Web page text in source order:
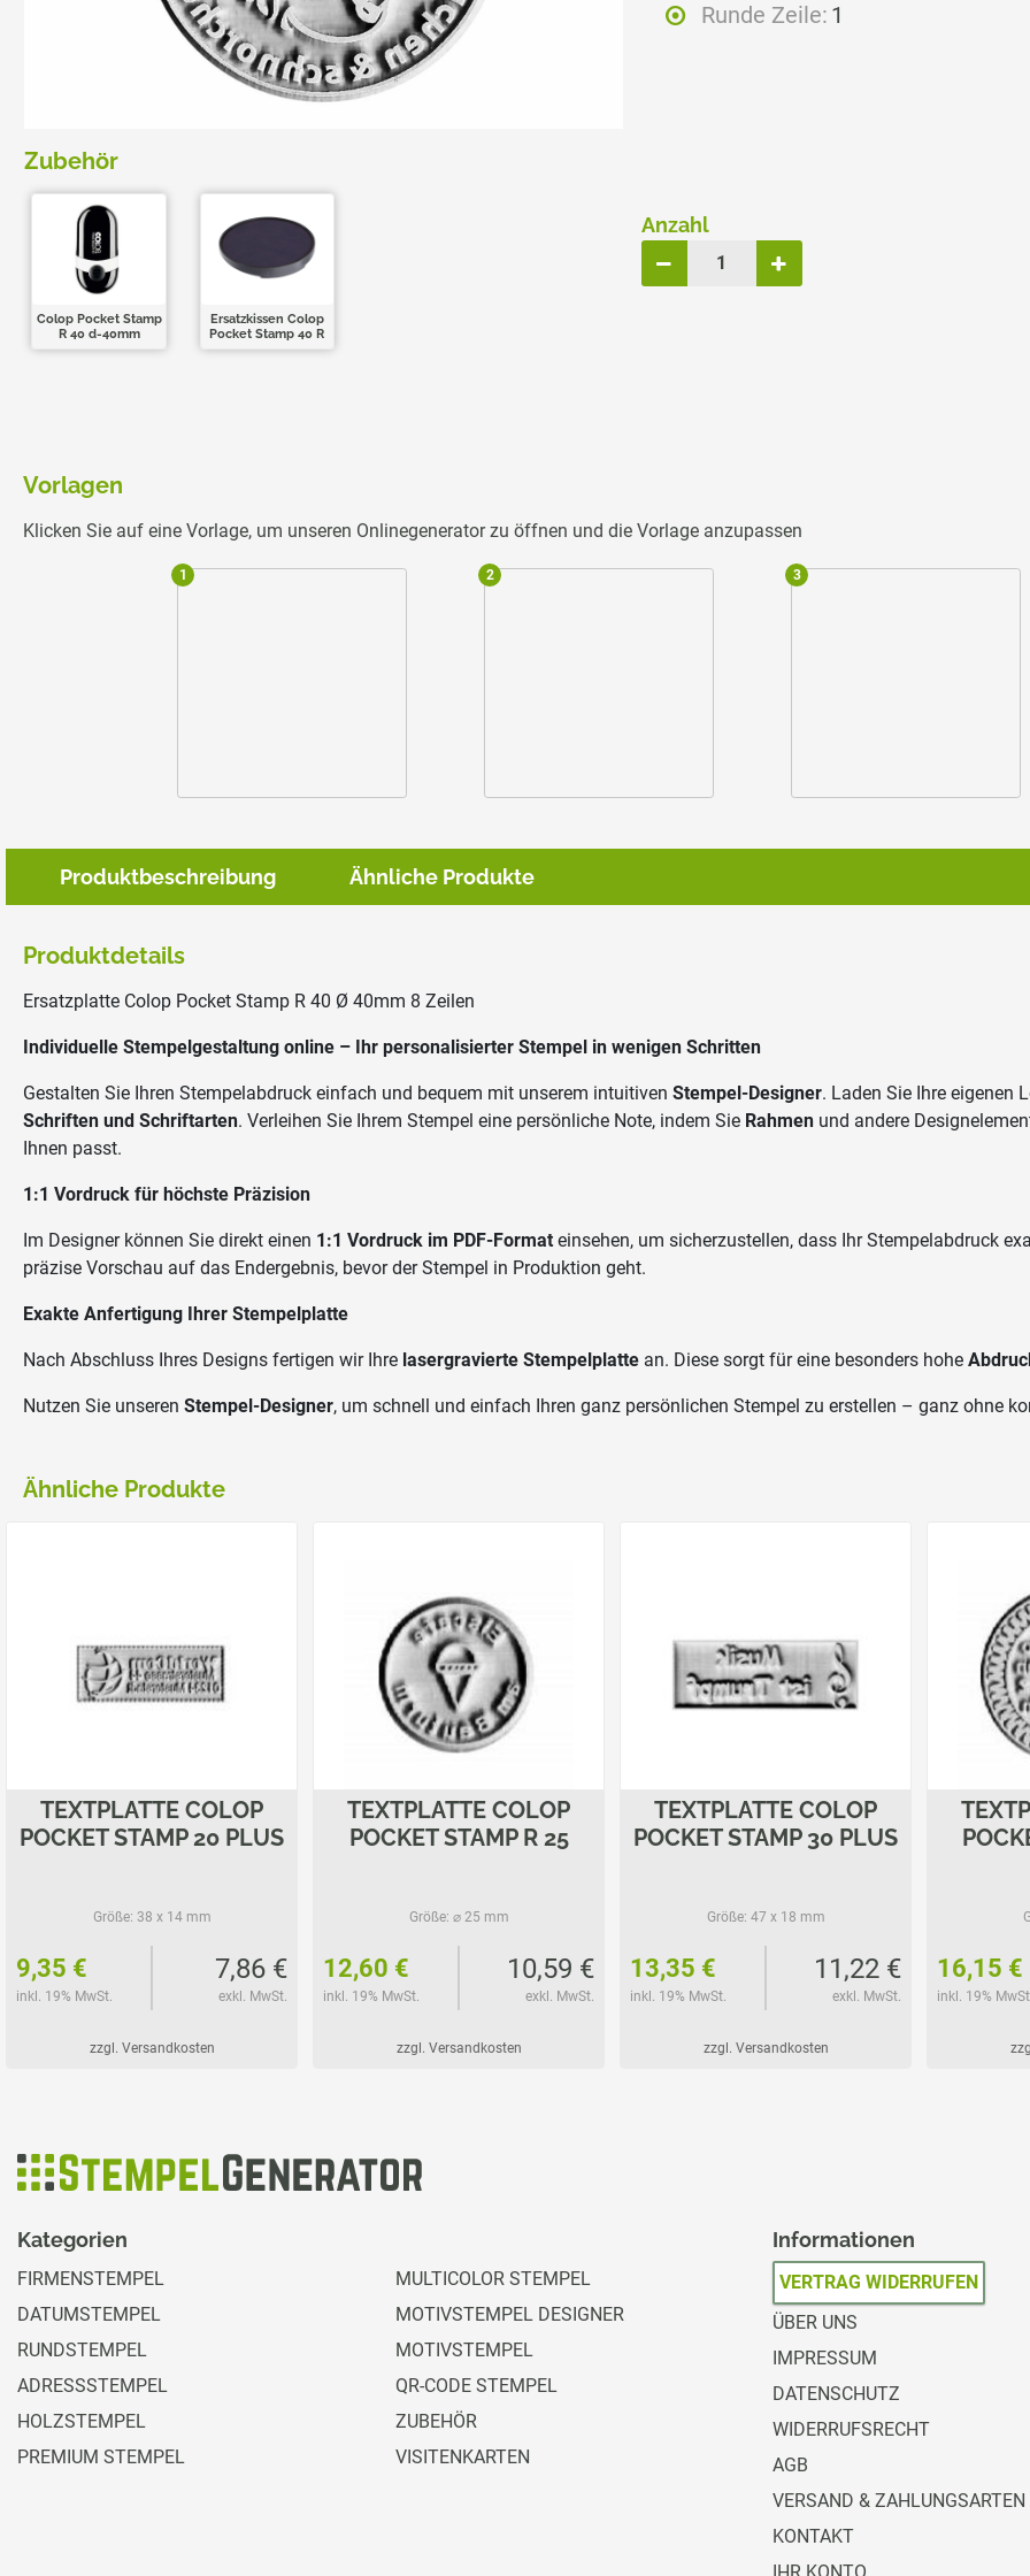
TRODAT POCKET PRINTY
TRODAT MOBILE PRINTY
COLOP E-MARK ERSATZPLATTEN NACH GRÖSSE
Zubehör
Colop Pocket Stamp
R 40 d-40mm
Ersatzkissen Colop
Pocket Stamp 40 R
Runde Zeile: 1
Anzahl
Vorlagen
Klicken Sie auf eine Vorlage, um unseren Onlinegenerator zu öffnen und die Vorlage anzupassen
1 2 3
Produktbeschreibung Ähnliche Produkte
Produktdetails
Ersatzplatte Colop Pocket Stamp R 40 Ø 40mm 8 Zeilen
Individuelle Stempelgestaltung online – Ihr personalisierter Stempel in wenigen Schritten
Gestalten Sie Ihren Stempelabdruck einfach und bequem mit unserem intuitiven Stempel-Designer. Laden Sie Ihre eigenen
Schriften und Schriftarten. Verleihen Sie Ihrem Stempel eine persönliche Note, indem Sie Rahmen und andere
Ihnen passt.
1:1 Vordruck für höchste Präzision
Im Designer können Sie direkt einen 1:1 Vordruck im PDF-Format einsehen, um sicherzustellen, dass Ihr Stempelabdruck
präzise Vorschau auf das Endergebnis, bevor der Stempel in Produktion geht.
Exakte Anfertigung Ihrer Stempelplatte
Nach Abschluss Ihres Designs fertigen wir Ihre lasergravierte Stempelplatte an. Diese sorgt für eine besonders hohe
Nutzen Sie unseren Stempel-Designer, um schnell und einfach Ihren ganz persönlichen Stempel zu erstellen – ganz ohne
Ähnliche Produkte
TEXTPLATTE COLOP
POCKET STAMP 20 PLUS
Größe: 38 x 14 mm
9,35 €
inkl. 19% MwSt.
7,86 €
exkl. MwSt.
zzgl. Versandkosten
TEXTPLATTE COLOP
POCKET STAMP R 25
Größe: ⌀ 25 mm
12,60 €
inkl. 19% MwSt.
10,59 €
exkl. MwSt.
zzgl. Versandkosten
TEXTPLATTE COLOP
POCKET STAMP 30 PLUS
Größe: 47 x 18 mm
13,35 €
inkl. 19% MwSt.
11,22 €
exkl. MwSt.
zzgl. Versandkosten
16,15 €
inkl. 19%
Kategorien
FIRMENSTEMPEL
DATUMSTEMPEL
RUNDSTEMPEL
ADRESSSTEMPEL
HOLZSTEMPEL
PREMIUM STEMPEL
MULTICOLOR STEMPEL
MOTIVSTEMPEL DESIGNER
MOTIVSTEMPEL
QR-CODE STEMPEL
ZUBEHÖR
VISITENKARTEN
Informationen
VERTRAG WIDERRUFEN
ÜBER UNS
IMPRESSUM
DATENSCHUTZ
WIDERRUFSRECHT
AGB
VERSAND & ZAHLUNGSARTEN
KONTAKT